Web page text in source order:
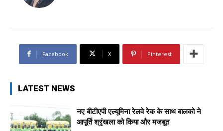
Facebook X Pinterest
LATEST NEWS
नए बीटीएपी एल्यूमिना रेलवे रेक के साथ बालको ने
आपूर्ति श्रृंखला को किया और मजबूत